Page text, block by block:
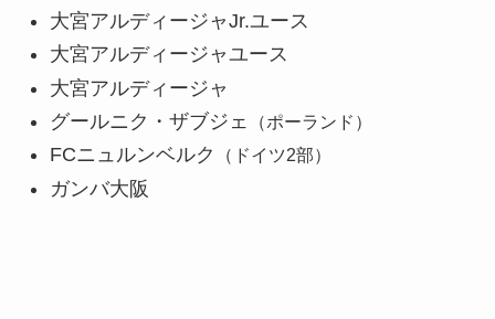
大宮アルディージャJr.ユース
大宮アルディージャユース
大宮アルディージャ
グールニク・ザブジェ （ポーランド）
FCニュルンベルク （ドイツ2部）
ガンバ大阪